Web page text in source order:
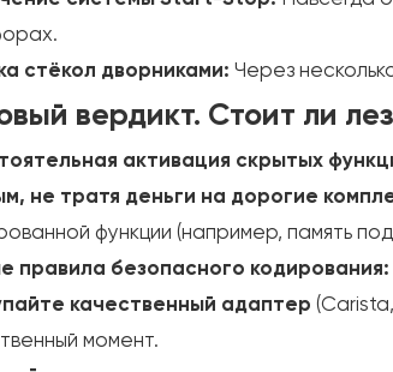
стёкол дворниками: Через
вердикт. Стоит ли
активация скрытых
не тратя деньги на дорогие
функции (например, память
правила безопасного кодирования:
качественный адаптер
момент.